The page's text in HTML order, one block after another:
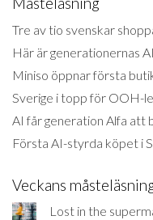
Tre av tio svenskar
Här är generationernas
Miniso öppnar första
Sverige i topp för OOH-
AI får generation Alfa att
Första AI-styrda köpet i
Veckans
Lost in the